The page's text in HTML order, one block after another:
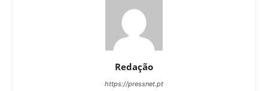
Redação
https://pressnet.pt